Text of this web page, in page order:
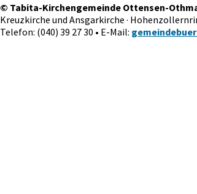
© Tabita-Kirchengemeinde Ottensen-
Kreuzkirche und Ansgarkirche ·
Telefon: (040) 39 27 30 • E-Mail: